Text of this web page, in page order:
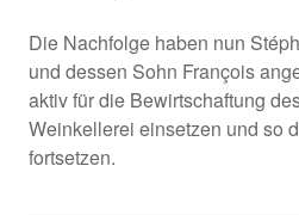
Die Nachfolge haben nun
und dessen Sohn François
aktiv für die Bewirtschaftung
Weinkellerei einsetzen und so
fortsetzen.